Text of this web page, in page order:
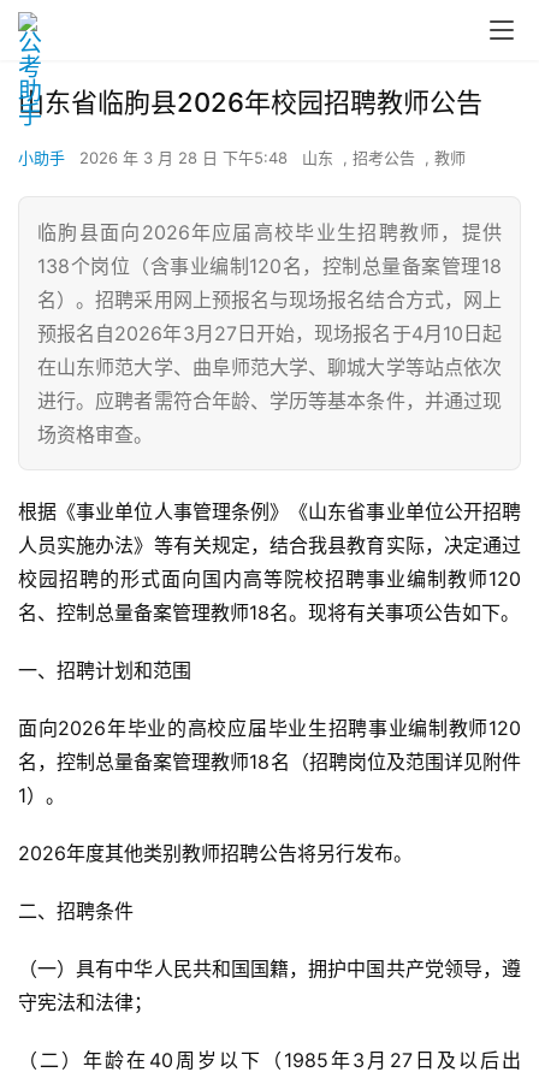
山东省临朐县2026年校园招聘教师公告
小助手 2026 年 3 月 28 日 下午5:48 山东 , 招考公告 , 教师
临朐县面向2026年应届高校毕业生招聘教师，提供
138个岗位（含事业编制120名，控制总量备案管理18
名）。招聘采用网上预报名与现场报名结合方式，网上
预报名自2026年3月27日开始，现场报名于4月10日起
在山东师范大学、曲阜师范大学、聊城大学等站点依次
进行。应聘者需符合年龄、学历等基本条件，并通过现
场资格审查。
根据《事业单位人事管理条例》《山东省事业单位公开招聘
人员实施办法》等有关规定，结合我县教育实际，决定通过
校园招聘的形式面向国内高等院校招聘事业编制教师120
名、控制总量备案管理教师18名。现将有关事项公告如下。
一、招聘计划和范围
面向2026年毕业的高校应届毕业生招聘事业编制教师120
名，控制总量备案管理教师18名（招聘岗位及范围详见附件
1）。
2026年度其他类别教师招聘公告将另行发布。
二、招聘条件
（一）具有中华人民共和国国籍，拥护中国共产党领导，遵
守宪法和法律；
（二）年龄在40周岁以下（1985年3月27日及以后出